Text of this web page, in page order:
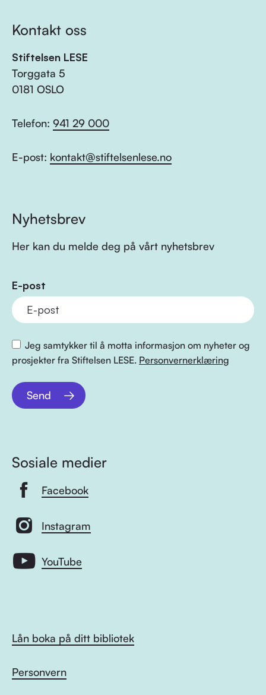
Kontakt oss
Stiftelsen LESE
Torggata 5
0181 OSLO
Telefon: 941 29 000
E-post: kontakt@stiftelsenlese.no
Nyhetsbrev
Her kan du melde deg på vårt nyhetsbrev
E-post
Jeg samtykker til å motta informasjon om nyheter og
prosjekter fra Stiftelsen LESE. Personvernerklæring
Send
Sosiale medier
Facebook
Instagram
YouTube
Lån boka på ditt bibliotek
Personvern